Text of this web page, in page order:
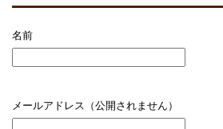
名前
メールアドレス（公開されません）